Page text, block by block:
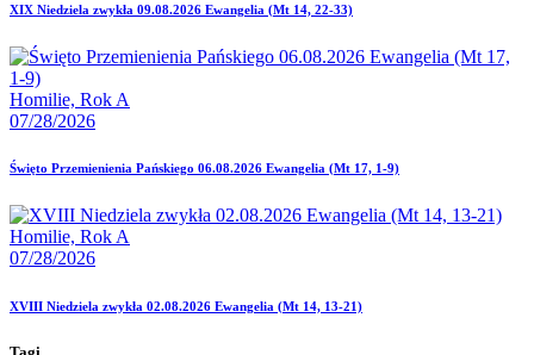
XIX Niedziela zwykła 09.08.2026 Ewangelia (Mt 14, 22-33)
Homilie, Rok A
07/28/2026
Święto Przemienienia Pańskiego 06.08.2026 Ewangelia (Mt 17, 1-9)
Homilie, Rok A
07/28/2026
XVIII Niedziela zwykła 02.08.2026 Ewangelia (Mt 14, 13-21)